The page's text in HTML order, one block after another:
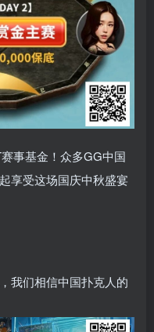
事基金！众多GG中国
享受这场国庆中秋盛宴
我们相信中国扑克人的